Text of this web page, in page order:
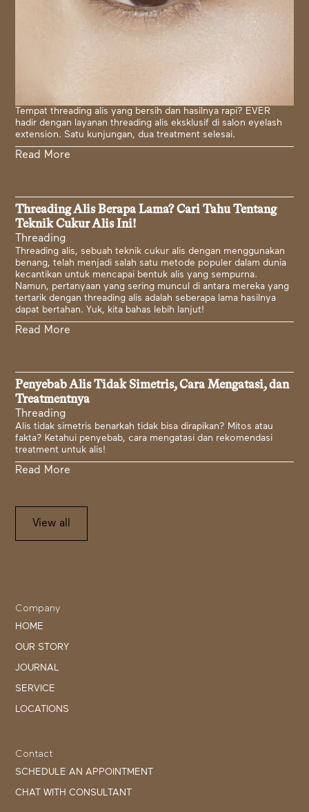
Tempat threading alis yang bersih dan hasilnya rapi? EVER
hadir dengan layanan threading alis eksklusif di salon eyelash
extension. Satu kunjungan, dua treatment selesai.
Read More
Threading Alis Berapa Lama? Cari Tahu Tentang
Teknik Cukur Alis Ini!
Threading
Threading alis, sebuah teknik cukur alis dengan menggunakan
benang, telah menjadi salah satu metode populer dalam dunia
kecantikan untuk mencapai bentuk alis yang sempurna.
Namun, pertanyaan yang sering muncul di antara mereka yang
tertarik dengan threading alis adalah seberapa lama hasilnya
dapat bertahan. Yuk, kita bahas lebih lanjut!
Read More
Penyebab Alis Tidak Simetris, Cara Mengatasi, dan
Treatmentnya
Threading
Alis tidak simetris benarkah tidak bisa dirapikan? Mitos atau
fakta? Ketahui penyebab, cara mengatasi dan rekomendasi
treatment untuk alis!
Read More
View all
Company
HOME
OUR STORY
JOURNAL
SERVICE
LOCATIONS
Contact
SCHEDULE AN APPOINTMENT
CHAT WITH CONSULTANT